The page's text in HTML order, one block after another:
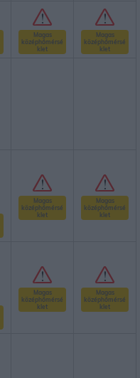
Magas
középhőmérsé
klet
Magas
középhőmérsé
klet
Magas
középhőmérsé
klet
Magas
középhőmérsé
klet
Magas
középhőmérsé
klet
Magas
középhőmérsé
klet